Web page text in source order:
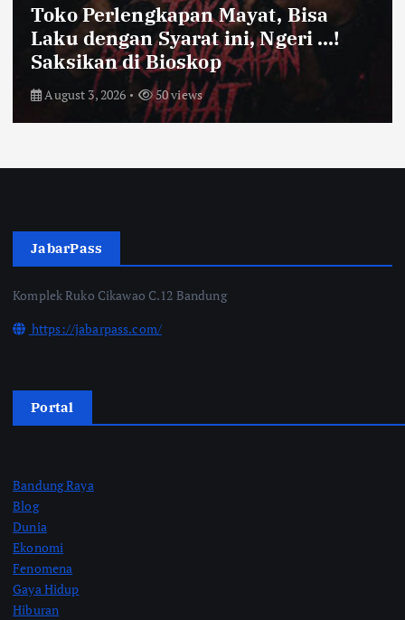
Farhan Pastikan Pasokan Pangan
Kota Bandung Aman Meski Harga
Ayam dan Timun Naik
July 31, 2026 55 views
JabarPass
Komplek Ruko Cikawao C.12 Bandung
https://jabarpass.com/
Portal
Bandung Raya
Blog
Dunia
Ekonomi
Fenomena
Gaya Hidup
Hiburan